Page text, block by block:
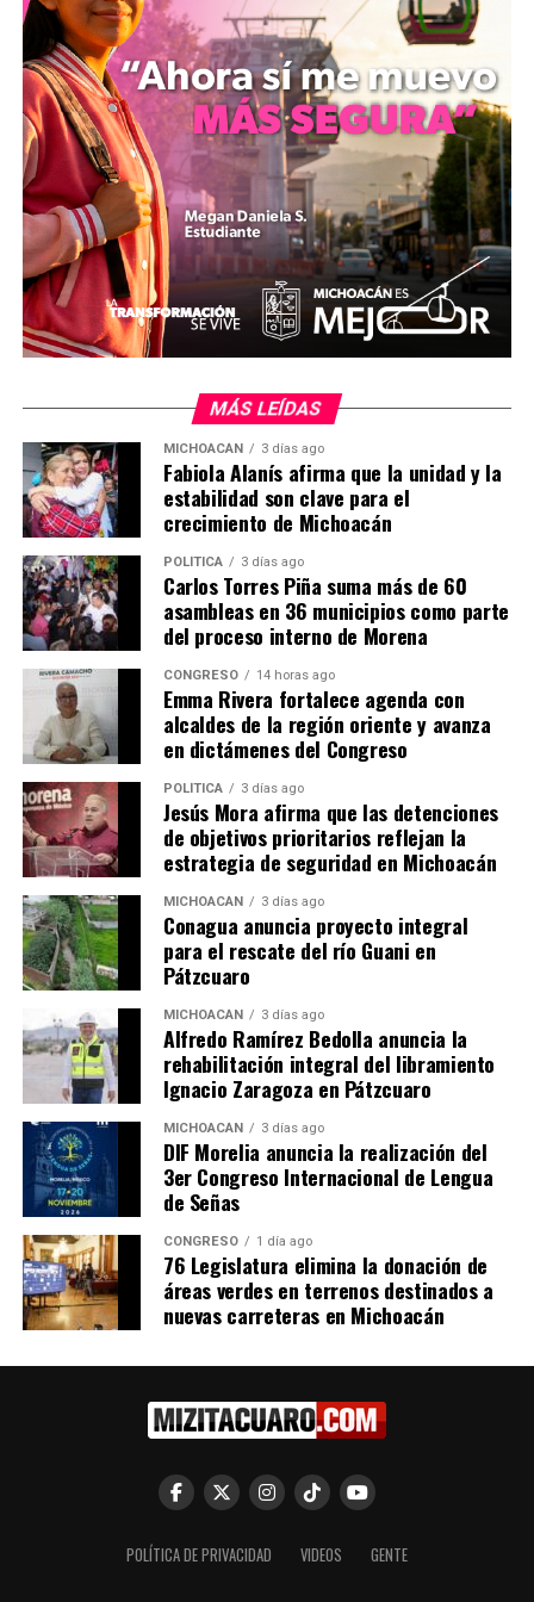
acompañó el traslado para realizar los trámites
correspondientes.
​Los vehículos involucrados en el percance son una
motocicleta marcaVento, tipo Tornado 250, colores
negro y rojo, la cual circulaba sin placas; y una
camionetaMazda CX-5
, color gris. Sobre la identidad
del conductor de la camioneta, los cuerpos de auxilio
indicaron desconocer los datos, así como la mecánica
precisa de los hechos.
​El servicio concluyó a las 21:56 horas sin que se
reportaran más novedades en la zona del incidente.
​Por mizitacuaro.
Comparte con:
Me gusta esto:
Relacionado
Dos lesionados en choque
motocicleta en Zitácuaro.
24 agosto, 2018
En "Zitácuaro"
Choque entre camioneta y
lesionada en Zitácuaro
22 junio, 2023
En "Seguridad"
Avenida Revolución en
RELATED TOPICS:
MÁS LEÍDAS
MICHOACÁN 3 días ago
Fabiola Alanís afirma que la unidad y la
estabilidad son clave para el
crecimiento de Michoacán
POLÍTICA 3 días ago
Carlos Torres Piña suma más de 60
asambleas en 36 municipios como parte
del proceso interno de Morena
CONGRESO 14 horas ago
Emma Rivera fortalece agenda con
alcaldes de la región oriente y avanza
en dictámenes del Congreso
POLÍTICA 3 días ago
Jesús Mora afirma que las detenciones
de objetivos prioritarios reflejan la
estrategia de seguridad en Michoacán
MICHOACÁN 3 días ago
Conagua anuncia proyecto integral
para el rescate del río Guani en
Pátzcuaro
MICHOACÁN 3 días ago
Alfredo Ramírez Bedolla anuncia la
rehabilitación integral del libramiento
Ignacio Zaragoza en Pátzcuaro
MICHOACÁN 3 días ago
DIF Morelia anuncia la realización del
3er Congreso Internacional de Lengua
de Señas
CONGRESO 1 día ago
76 Legislatura elimina la donación de
áreas verdes en terrenos destinados a
nuevas carreteras en Michoacán
POLÍTICA DE PRIVACIDAD VIDEOS GENTE